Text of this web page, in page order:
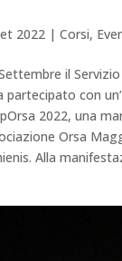
2022| Corsi,
il
partecipato con
2022, una
Orsa
Alla